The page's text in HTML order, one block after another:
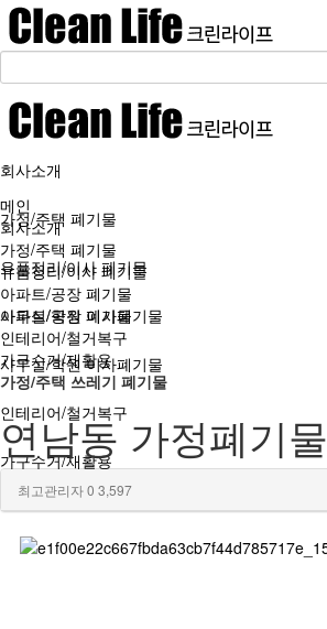
회사소개
가정/주택 폐기물
유품정리/이사 폐기물
아파트/공장 폐기물
사무실/학원 이사폐기물
인테리어/철거복구
가구수거/재활용
메인
회사소개
가정/주택 폐기물
유품정리/이사 폐기물
아파트/공장 폐기물
사무실/학원 이사폐기물
인테리어/철거복구
가구수거/재활용
가정/주택 쓰레기 폐기물
연남동 가정폐기물
최고관리자0 3,597